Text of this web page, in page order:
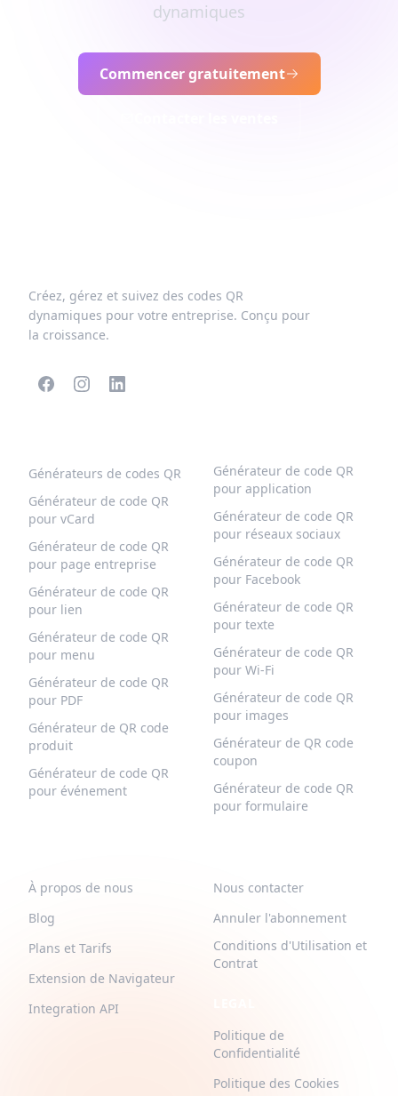
dynamiques
Commencer gratuitement
Créez, gérez et suivez des codes QR
dynamiques pour votre entreprise. Conçu pour
la croissance.
Générateurs de codes QR
Générateur de code QR
pour vCard
Générateur de code QR
pour page entreprise
Générateur de code QR
pour lien
Générateur de code QR
pour menu
Générateur de code QR
pour PDF
Générateur de QR code
produit
Générateur de code QR
pour événement
Générateur de code QR
pour application
Générateur de code QR
pour réseaux sociaux
Générateur de code QR
pour Facebook
Générateur de code QR
pour texte
Générateur de code QR
pour Wi-Fi
Générateur de code QR
pour images
Générateur de QR code
coupon
Générateur de code QR
pour formulaire
À propos de nous
Blog
Plans et Tarifs
Extension de Navigateur
Integration API
Nous contacter
Annuler l'abonnement
Conditions d'Utilisation et
Contrat
Politique de
Confidentialité
Politique des Cookies